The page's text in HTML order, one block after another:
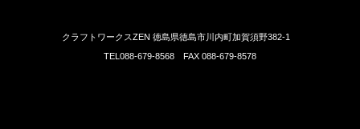
クラフトワークスZEN 徳島県徳島市川内町加賀須野382-1
TEL088-679-8568 FAX 088-679-8578